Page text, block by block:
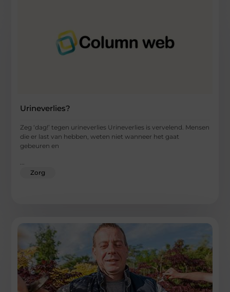
Urineverlies?
Zeg ‘dag!’ tegen urineverlies Urineverlies is vervelend. Mensen
die er last van hebben, weten niet wanneer het gaat
gebeuren en
...
Zorg